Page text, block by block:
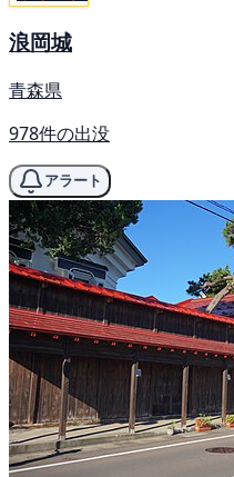
浪岡城
青森県
978件の出没
アラート